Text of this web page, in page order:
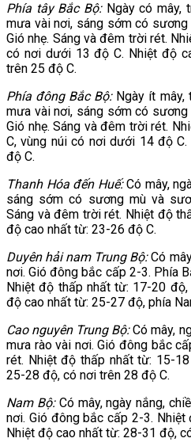
Phía tây Bắc Bộ: Ngày có mây,
mưa vài nơi, sáng sớm có
Gió nhẹ. Sáng và đêm trời rét.
có nơi dưới 13 độ C. Nhiệt độ
trên 25 độ C.
Phía đông Bắc Bộ: Ngày ít mây,
mưa vài nơi, sáng sớm có
Gió nhẹ. Sáng và đêm trời rét.
C, vùng núi có nơi dưới 14 độ
độ C.
Thanh Hóa đến Huế: Có mây,
sáng sớm có sương mù và
Sáng và đêm trời rét. Nhiệt độ
độ cao nhất từ: 23-26 độ C.
Duyên hải nam Trung Bộ: Có
nơi. Gió đông bắc cấp 2-3. Phía
Nhiệt độ thấp nhất từ: 17-20
độ cao nhất từ: 25-27 độ, phía
Cao nguyên Trung Bộ: Có mây,
mưa rào vài nơi. Gió đông bắc
rét. Nhiệt độ thấp nhất từ: 15-
25-28 độ, có nơi trên 28 độ C.
Nam Bộ: Có mây, ngày nắng,
nơi. Gió đông bắc cấp 2-3.
Nhiệt độ cao nhất từ: 28-31 độ,